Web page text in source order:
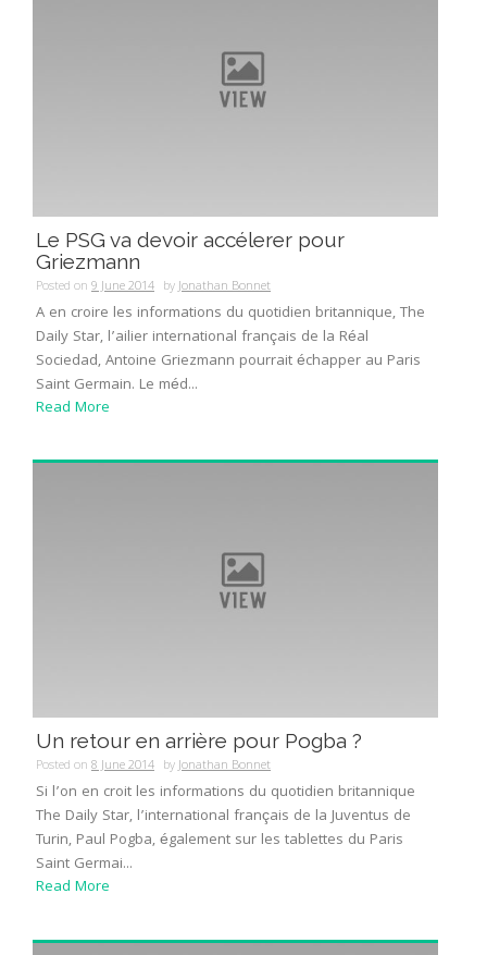
Le PSG va devoir accélerer pour
Griezmann
Posted on 9 June 2014 byJonathan Bonnet
A en croire les informations du quotidien britannique, The
Daily Star, l’ailier international français de la Réal
Sociedad, Antoine Griezmann pourrait échapper au Paris
Saint Germain. Le méd...
Read More
Un retour en arrière pour Pogba ?
Posted on 8 June 2014 byJonathan Bonnet
Si l’on en croit les informations du quotidien britannique
The Daily Star, l’international français de la Juventus de
Turin, Paul Pogba, également sur les tablettes du Paris
Saint Germai...
Read More